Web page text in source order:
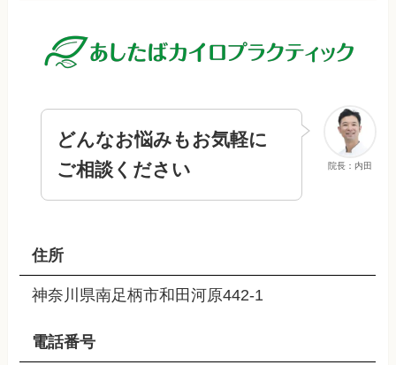
院長：内田
どんなお悩みもお気軽に
ご相談ください
住所
神奈川県南足柄市和田河原442-1
電話番号